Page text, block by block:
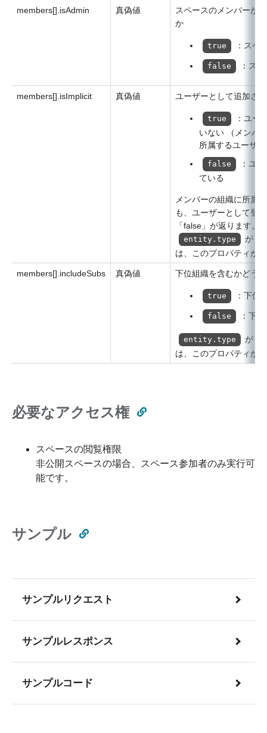
members[].isAdmin 真偽値
スペースのメンバーが
か
true ：スペ
false ：ス
members[].isImplicit 真偽値 ユーザーとして追加さ
true
：ユー
いない （メンバ
所属するユーザ
false
：ユ
ている
メンバーの組織に所属
も、ユーザーとして登
「false」が返ります。
entity.type
が「
は、このプロパティが
members[].includeSubs 真偽値 下位組織を含むかどうか
true ：下位
false ：下
entity.type
が「
は、このプロパティが
必要なアクセス権
スペースの閲覧権限
非公開スペースの場合、スペース参加者のみ実行可
能です。
サンプル
サンプルリクエスト
サンプルレスポンス
サンプルコード